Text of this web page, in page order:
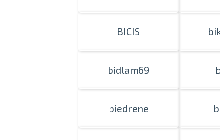
BICIS
bidlam69
biedrene